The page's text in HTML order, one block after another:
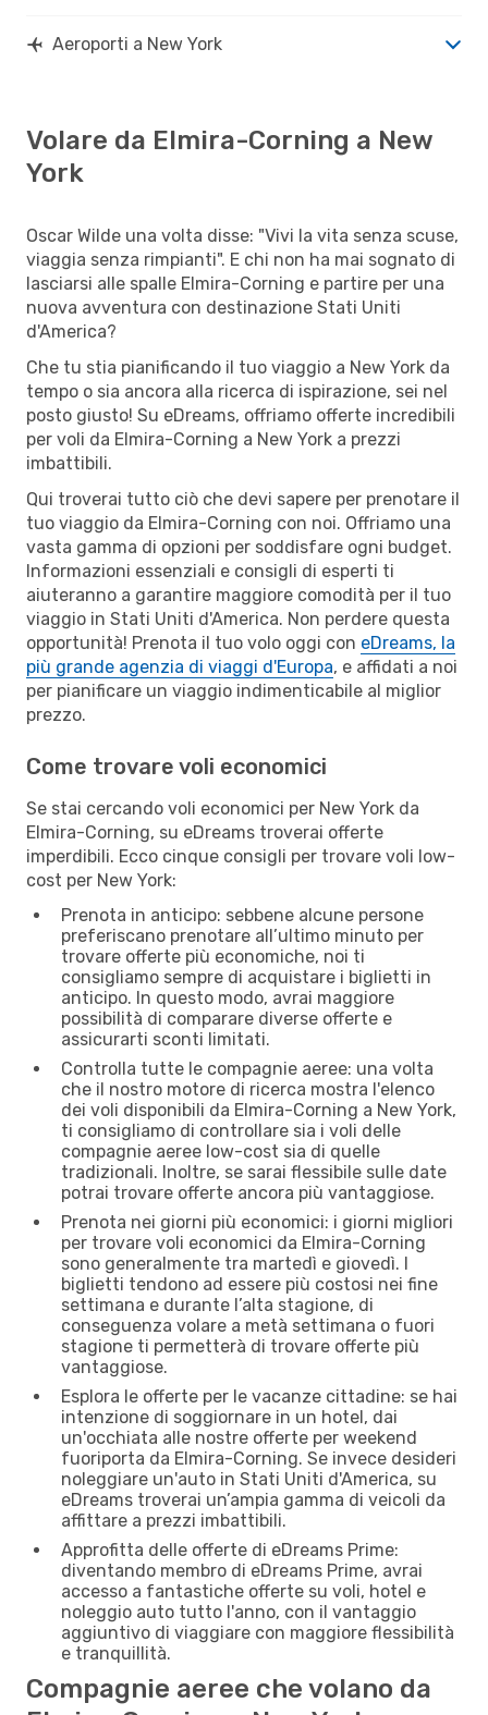
Aeroporti a New York
Volare da Elmira-Corning a New
York
Oscar Wilde una volta disse: "Vivi la vita senza scuse,
viaggia senza rimpianti". E chi non ha mai sognato di
lasciarsi alle spalle Elmira-Corning e partire per una
nuova avventura con destinazione Stati Uniti
d'America?
Che tu stia pianificando il tuo viaggio a New York da
tempo o sia ancora alla ricerca di ispirazione, sei nel
posto giusto! Su eDreams, offriamo offerte incredibili
per voli da Elmira-Corning a New York a prezzi
imbattibili.
Qui troverai tutto ciò che devi sapere per prenotare il
tuo viaggio da Elmira-Corning con noi. Offriamo una
vasta gamma di opzioni per soddisfare ogni budget.
Informazioni essenziali e consigli di esperti ti
aiuteranno a garantire maggiore comodità per il tuo
viaggio in Stati Uniti d'America. Non perdere questa
opportunità! Prenota il tuo volo oggi con eDreams, la
più grande agenzia di viaggi d'Europa, e affidati a noi
per pianificare un viaggio indimenticabile al miglior
prezzo.
Come trovare voli economici
Se stai cercando voli economici per New York da
Elmira-Corning, su eDreams troverai offerte
imperdibili. Ecco cinque consigli per trovare voli low-
cost per New York:
Prenota in anticipo: sebbene alcune persone
preferiscano prenotare all’ultimo minuto per
trovare offerte più economiche, noi ti
consigliamo sempre di acquistare i biglietti in
anticipo. In questo modo, avrai maggiore
possibilità di comparare diverse offerte e
assicurarti sconti limitati.
Controlla tutte le compagnie aeree: una volta
che il nostro motore di ricerca mostra l'elenco
dei voli disponibili da Elmira-Corning a New York,
ti consigliamo di controllare sia i voli delle
compagnie aeree low-cost sia di quelle
tradizionali. Inoltre, se sarai flessibile sulle date
potrai trovare offerte ancora più vantaggiose.
Prenota nei giorni più economici: i giorni migliori
per trovare voli economici da Elmira-Corning
sono generalmente tra martedì e giovedì. I
biglietti tendono ad essere più costosi nei fine
settimana e durante l’alta stagione, di
conseguenza volare a metà settimana o fuori
stagione ti permetterà di trovare offerte più
vantaggiose.
Esplora le offerte per le vacanze cittadine: se hai
intenzione di soggiornare in un hotel, dai
un'occhiata alle nostre offerte per weekend
fuoriporta da Elmira-Corning. Se invece desideri
noleggiare un'auto in Stati Uniti d'America, su
eDreams troverai un’ampia gamma di veicoli da
affittare a prezzi imbattibili.
Approfitta delle offerte di eDreams Prime:
diventando membro di eDreams Prime, avrai
accesso a fantastiche offerte su voli, hotel e
noleggio auto tutto l'anno, con il vantaggio
aggiuntivo di viaggiare con maggiore flessibilità
e tranquillità.
Compagnie aeree che volano da